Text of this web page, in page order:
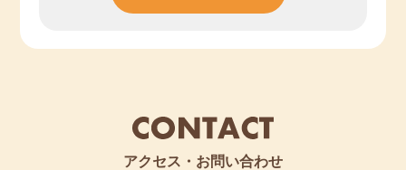
アクセス・お問い合わせ